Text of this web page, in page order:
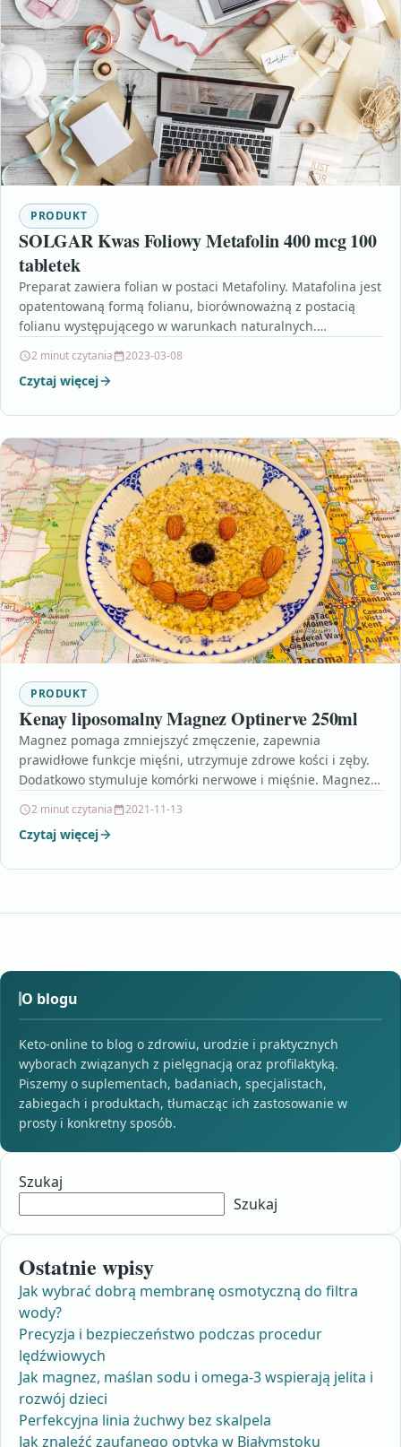
PRODUKT
SOLGAR Kwas Foliowy Metafolin 400 mcg 100
tabletek
Preparat zawiera folian w postaci Metafoliny. Matafolina jest
opatentowaną formą folianu, biorównoważną z postacią
folianu występującego w warunkach naturalnych.
2 minut czytania 2023-03-08
Czytaj więcej
PRODUKT
Kenay liposomalny Magnez Optinerve 250ml
Magnez pomaga zmniejszyć zmęczenie, zapewnia
prawidłowe funkcje mięśni, utrzymuje zdrowe kości i zęby.
Dodatkowo stymuluje komórki nerwowe i mięśnie. Magnez
2 minut czytania 2021-11-13
Czytaj więcej
O blogu
Keto-online to blog o zdrowiu, urodzie i praktycznych
wyborach związanych z pielęgnacją oraz profilaktyką.
Piszemy o suplementach, badaniach, specjalistach,
zabiegach i produktach, tłumacząc ich zastosowanie w
prosty i konkretny sposób.
Szukaj
Szukaj
Ostatnie wpisy
Jak wybrać dobrą membranę osmotyczną do filtra
wody?
Precyzja i bezpieczeństwo podczas procedur
lędźwiowych
Jak magnez, maślan sodu i omega-3 wspierają jelita i
rozwój dzieci
Perfekcyjna linia żuchwy bez skalpela
Jak znaleźć zaufanego optyka w Białymstoku